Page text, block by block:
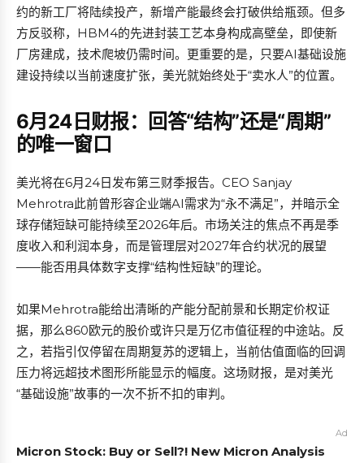
约的新工厂将陆续投产，新增产能最终会打破供给瓶颈。但多
方反驳称，HBM4的先进封装工艺本身构成高壁垒，即使新
厂房建成，技术爬坡仍需时间。更重要的是，只要AI基础设施
建设持续以当前速度扩张，美光就始终处于“卖水人”的位置。
6月24日财报：回答“结构”还是“周期”
的唯一窗口
美光将在6月24日发布第三财季报告。CEO Sanjay
Mehrotra此前曾形容企业端AI需求为“永不满足”，并暗示全
球存储短缺可能持续至2026年后。市场关注的焦点不再是季
度收入和利润本身，而是管理层对2027年合约状况的展望
——能否用具体数字支撑“结构性短缺”的理论。
如果Mehrotra能给出清晰的产能分配前景和长期定价权证
据，那么860欧元的股价或许只是万亿市值征程的中途站。反
之，若指引仅停留在周期复苏的逻辑上，当前估值面临的回调
压力将远超技术图形所能显示的幅度。这场财报，是对美光
“基础设施”故事的一次不折不扣的审判。
Ad
Micron Stock: Buy or Sell?! New Micron Analysis